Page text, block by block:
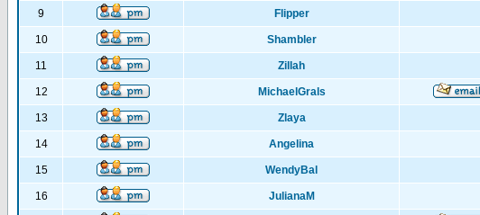
9 Flipper
10 Shambler
11 Zillah
12 MichaelGrals
13 Zlaya
14 Angelina
15 WendyBal
16 JulianaM